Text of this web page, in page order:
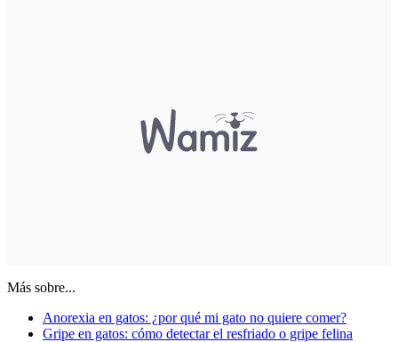
Más sobre...
Anorexia en gatos: ¿por qué mi gato no quiere comer?
Gripe en gatos: cómo detectar el resfriado o gripe felina